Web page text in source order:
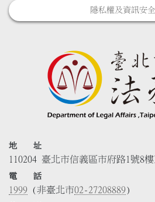
隱私權及資訊安
地 址
110204 臺北市信義區市府路1號8
電 話
1999 (非臺北市02-27208889)